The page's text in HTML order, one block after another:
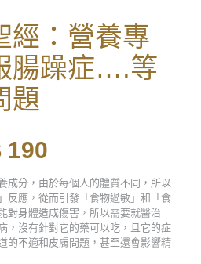
經：營養專
腸躁症….等
題
380。
190
前
價
格：
NT$ 190。
成分，由於每個人的體質不同，所以
反應，從而引發「食物過敏」和「食
對身體造成傷害，所以需要就醫治
，沒有針對它的藥可以吃，且它的症
的不適和皮膚問題，甚至還會影響精